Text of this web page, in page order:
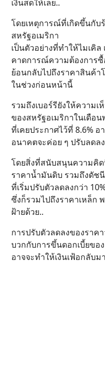
เงินสดให้เลย..
โดยเหตุการณ์ที่เกิดขึ้นกั
สหรัฐอเมริกา
เป็นตัวอย่างที่ทำให้ไมเคิ
คาดการณ์ความต้องการซื้
ย้อนกลับไปถึงราคาสินค้
ในช่วงก่อนหน้านี้
รวมถึงเบอร์รียังให้ความเ
ของสหรัฐอเมริกาในเดือ
ที่เคยประกาศไว้ที่ 8.6%
อนาคตจะค่อย ๆ ปรับลดล
โดยสิ่งที่สนับสนุนความคิ
ราคาน้ำมันดิบ รวมถึงดั
ที่เริ่มปรับตัวลดลงกว่า
ซึ่งก็รวมไปถึงราคาเหล็ก
ฝ้ายด้วย..
การปรับตัวลดลงของราค
บวกกับการขึ้นดอกเบี้ยของ
อาจจะทำให้เงินเฟ้อกลับ